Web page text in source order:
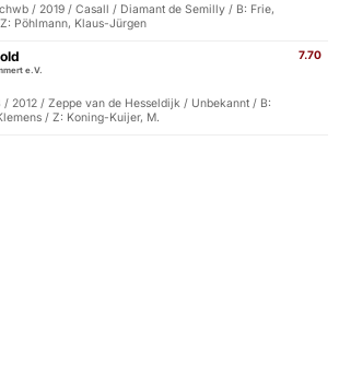
/ 2019 / Casall / Diamant de Semilly / B: Frie,
Pöhlmann, Klaus-Jürgen
7.70
e.V.
/ 2012 / Zeppe van de Hesseldijk / Unbekannt / B:
/ Z: Koning-Kuijer, M.